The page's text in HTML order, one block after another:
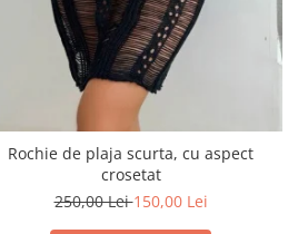
Rochie de plaja scurta, cu aspect
crosetat
250,00 Lei150,00 Lei